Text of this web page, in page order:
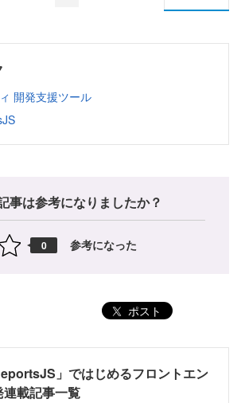
開発支援ツール
事は参考になりましたか？
0 参考になった
ポスト
」ではじめるフロントエン
連載記事一覧